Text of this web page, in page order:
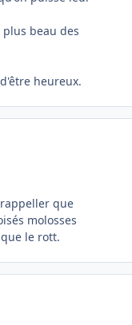
beau des
heureux.
que
molosses
le rott.